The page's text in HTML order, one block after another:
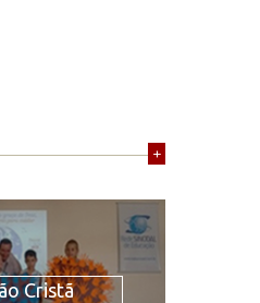
+
Cristã